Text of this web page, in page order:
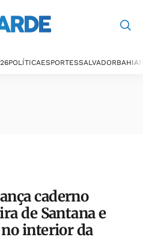
POLÍTICAESPORTESSALVADORBAHIA
caderno
de Santana e
interior da